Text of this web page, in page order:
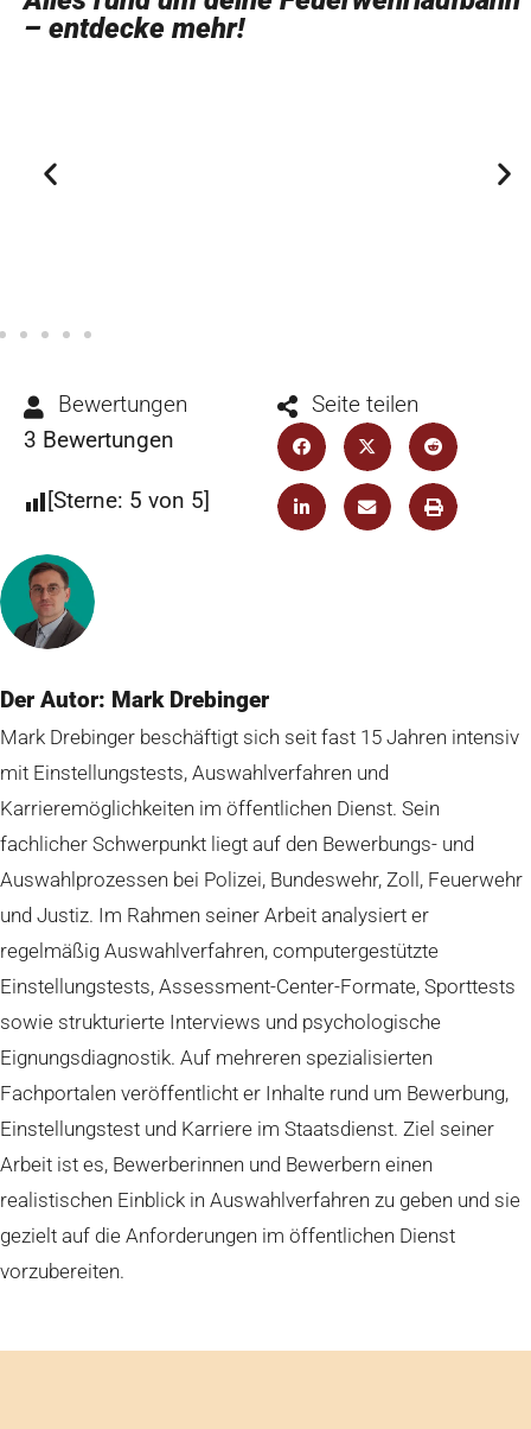
– entdecke mehr!
Bewertungen
3 Bewertungen
[Sterne: 5 von 5]
Seite teilen
Der Autor: Mark Drebinger
Mark Drebinger beschäftigt sich seit fast 15 Jahren intensiv
mit Einstellungstests, Auswahlverfahren und
Karrieremöglichkeiten im öffentlichen Dienst. Sein
fachlicher Schwerpunkt liegt auf den Bewerbungs- und
Auswahlprozessen bei Polizei, Bundeswehr, Zoll, Feuerwehr
und Justiz. Im Rahmen seiner Arbeit analysiert er
regelmäßig Auswahlverfahren, computergestützte
Einstellungstests, Assessment-Center-Formate, Sporttests
sowie strukturierte Interviews und psychologische
Eignungsdiagnostik. Auf mehreren spezialisierten
Fachportalen veröffentlicht er Inhalte rund um Bewerbung,
Einstellungstest und Karriere im Staatsdienst. Ziel seiner
Arbeit ist es, Bewerberinnen und Bewerbern einen
realistischen Einblick in Auswahlverfahren zu geben und sie
gezielt auf die Anforderungen im öffentlichen Dienst
vorzubereiten.